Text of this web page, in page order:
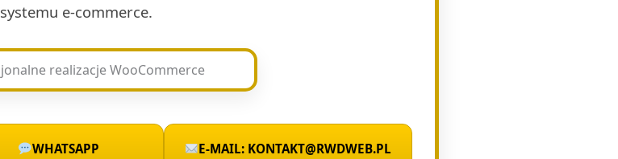
systemu e-commerce.
WHATSAPP E-MAIL: KONTAKT@RWDWEB.PL